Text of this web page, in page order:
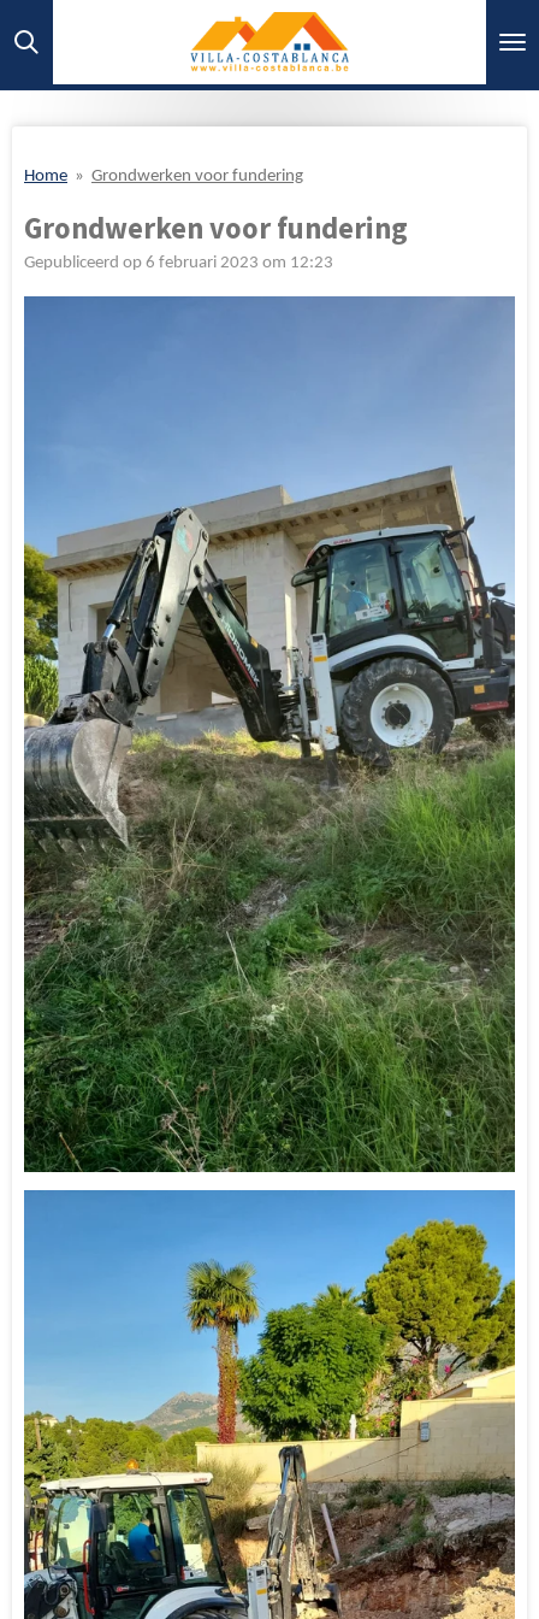
direct
Home » Grondwerken voor fundering
Grondwerken voor fundering
Gepubliceerd op 6 februari 2023 om 12:23